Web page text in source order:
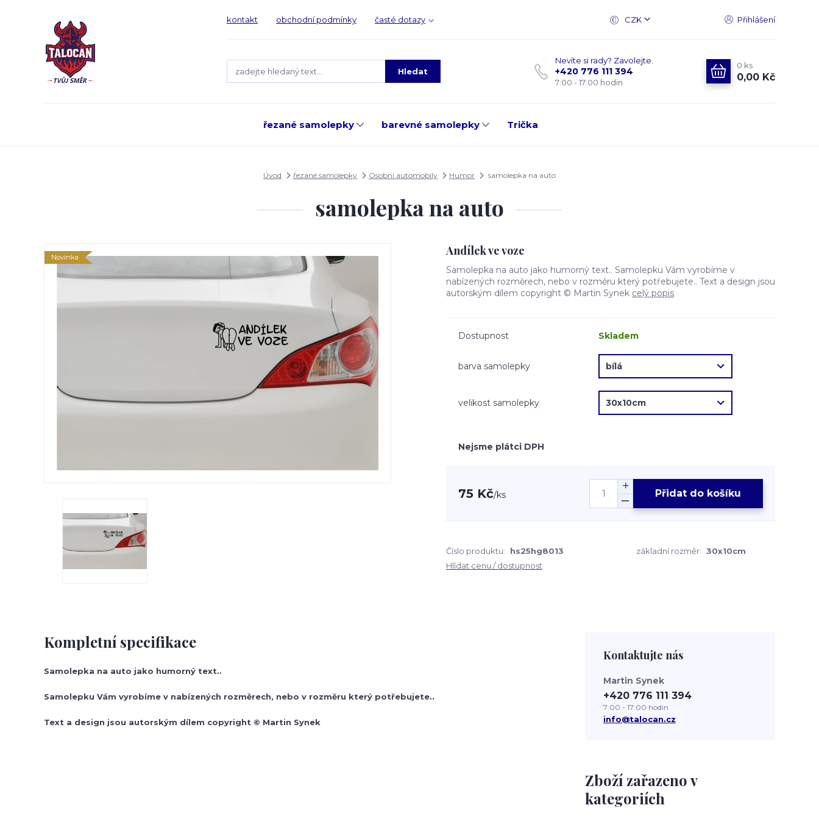
kontakt obchodní podmínky časté dotazy CZK Přihlášení
Hledat
Nevíte si rady? Zavolejte.
+420 776 111 394
7:00 - 17:00 hodin
0 ks
0,00 Kč
řezané samolepky barevné samolepky Trička
Úvod řezané samolepky Osobní automobily Humor samolepka na auto
samolepka na auto
Novinka Andílek ve voze
Samolepka na auto jako humorný text.. Samolepku Vám vyrobíme v
nabízených rozměrech, nebo v rozměru který potřebujete.. Text a design jsou
autorským dílem copyright © Martin Synek celý popis
Dostupnost Skladem
barva samolepky
velikost samolepky
Nejsme plátci DPH
75 Kč/ks Přidat do košíku
Číslo produktu: hs25hg8013 základní rozměr: 30x10cm
Hlídat cenu / dostupnost
Kompletní specifikace
Samolepka na auto jako humorný text..
Samolepku Vám vyrobíme v nabízených rozměrech, nebo v rozměru který potřebujete..
Text a design jsou autorským dílem copyright © Martin Synek
Zboží zařazeno v
kategoriích
Kontaktujte nás
Martin Synek
+420 776 111 394
7:00 - 17:00 hodin
info@talocan.cz